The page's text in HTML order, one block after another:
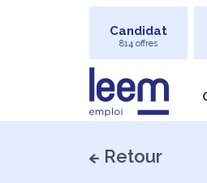
Candidat
814 offres
Retour